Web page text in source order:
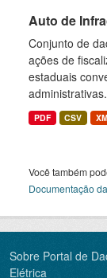
Auto de
Conjunto de
ações de
estaduais
PDF CSV
Você também
Documentação
Sobre Portal de
Elétrica